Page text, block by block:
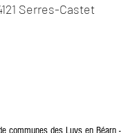
Serres-Castet